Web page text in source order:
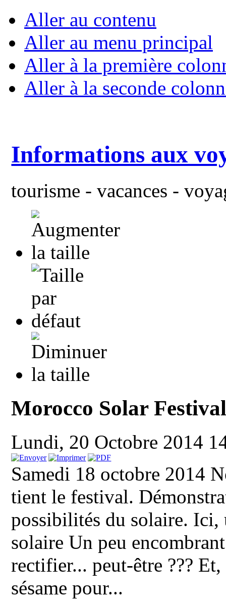
Aller au contenu
Aller au menu principal
Aller à la première
Aller à la seconde
Informations aux
tourisme - vacances -
Morocco Solar
Lundi, 20 Octobre 2014
Samedi 18 octobre 2014
tient le festival.
possibilités du solaire.
solaire Un peu
rectifier... peut-être ???
sésame pour...